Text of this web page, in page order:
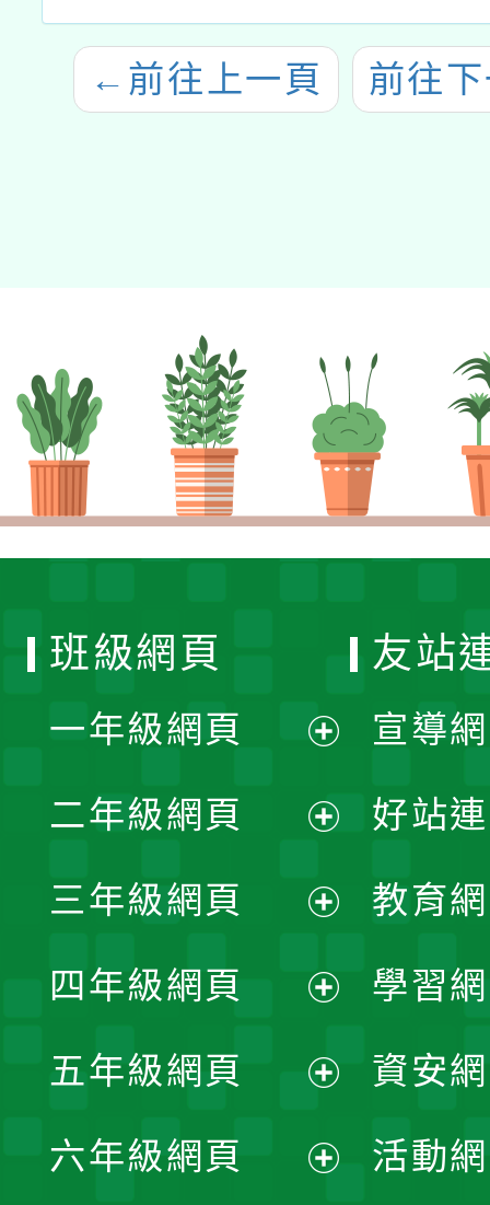
← 前往上一頁 前往
班級網頁
一年級網頁
開
選
單
二年級網頁
開
選
單
三年級網頁
開
選
單
四年級網頁
開
選
五年級網頁
開
六年級網頁
友站
宣導
好站
教育
學習
資安
活動